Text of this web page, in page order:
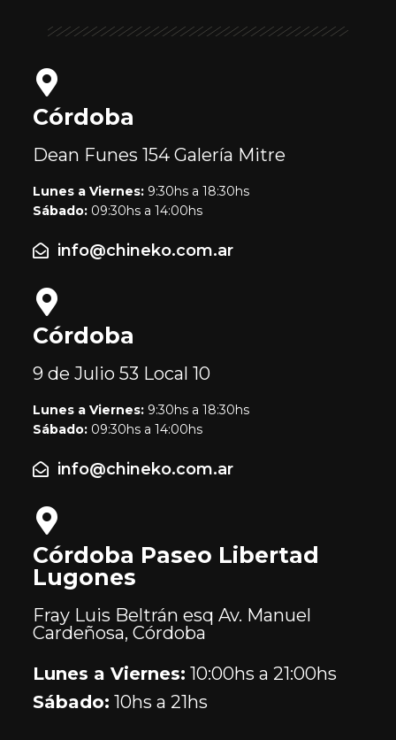
Córdoba
Dean Funes 154Galería Mitre
Lunes a Viernes: 9:30hs a 18:30hs
Sábado: 09:30hs a 14:00hs
info@chineko.com.ar
Córdoba
9 de Julio 53 Local 10
Lunes a Viernes: 9:30hs a 18:30hs
Sábado: 09:30hs a 14:00hs
info@chineko.com.ar
Córdoba Paseo Libertad
Lugones
Fray Luis Beltrán esq Av. Manuel
Cardeñosa, Córdoba
Lunes a Viernes: 10:00hs a 21:00hs
Sábado: 10hs a 21hs